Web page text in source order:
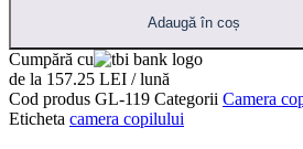
Adaugă în coș
Cumpără cu
de la 157.25 LEI / lună
Cod produs GL-119 Categorii Camera
Eticheta camera copilului